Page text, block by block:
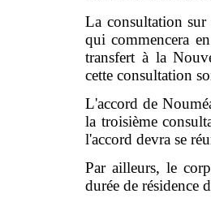
La consultation sur
qui commencera
transfert à la
cette consultation
L'accord de
la troisième
l'accord devra se
Par ailleurs, le
durée de résidence